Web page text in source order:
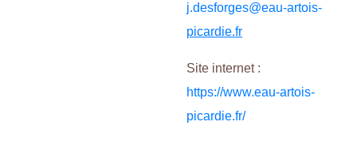
j.desforges@eau-artois-
picardie.fr
Site internet :
https://www.eau-artois-
picardie.fr/